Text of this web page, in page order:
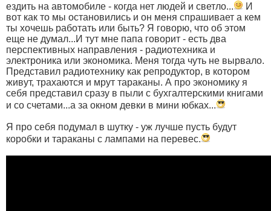
ездить на автомобиле - когда нет людей и светло...
И
вот как то мы остановились и он меня спрашивает а кем
ты хочешь работать или быть? Я говорю, что об этом
еще не думал...И тут мне папа говорит - есть два
перспективных направления - радиотехника и
электроника или экономика. Меня тогда чуть не вырвало.
Представил радиотехнику как репродуктор, в котором
живут, трахаются и мрут тараканы. А про экономику я
себя представил сразу в пыли с бухгалтерскими книгами
и со счетами...а за окном девки в мини юбках...
Я про себя подумал в шутку - уж лучше пусть будут
коробки и тараканы с лампами на перевес.